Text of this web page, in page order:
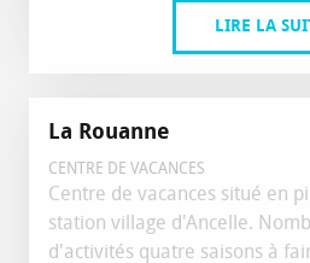
LIRE LA
La Rouanne
CENTRE DE VACANCES
Centre de vacances situé en
station village d'Ancelle.
d'activités quatre saisons à